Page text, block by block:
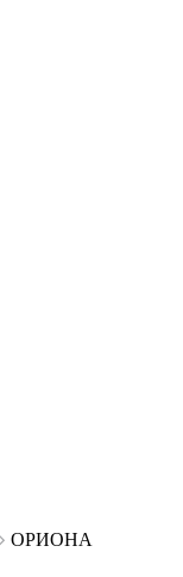
ОРИОНА